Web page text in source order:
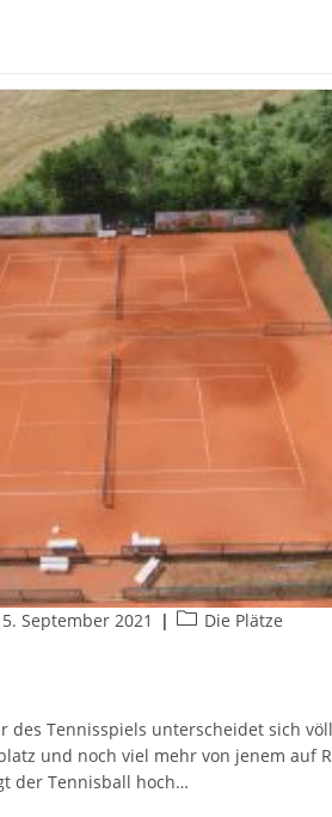
September 2021
Beitrags-
Die Plätze
des Tennisspiels unterscheidet sich
und noch viel mehr von jenem auf
der Tennisball hoch…